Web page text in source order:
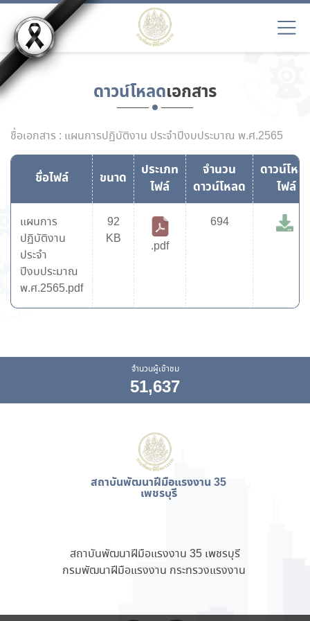
ดาวน์โหลดเอกสาร
ชื่อเอกสาร : แผนการปฏิบัติงาน ประจำปีงบประมาณ พ.ศ.2565
ชื่อไฟล์ ขนาด
ประเภท
ไฟล์
จำนวน
ดาวน์โหลด
ดาวน์โหล
ไฟล์
แผนการ
ปฏิบัติงาน
ประจำ
ปีงบประมาณ
พ.ศ.2565.pdf
92
KB
.pdf
694
จำนวนผู้เข้าชม
51,637
สถาบันพัฒนาฝีมือแรงงาน 35
เพชรบุรี
สถาบันพัฒนาฝีมือแรงงาน 35 เพชรบุรี
กรมพัฒนาฝีมือแรงงาน กระทรวงแรงงาน